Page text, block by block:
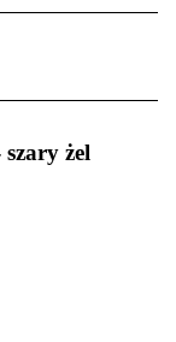
Zgody cookies
żel